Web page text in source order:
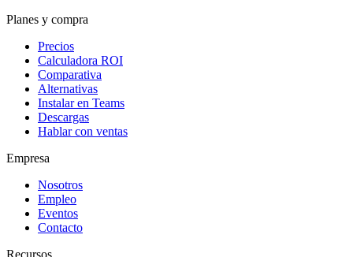
Planes y compra
Precios
Calculadora ROI
Comparativa
Alternativas
Instalar en Teams
Descargas
Hablar con ventas
Empresa
Nosotros
Empleo
Eventos
Contacto
Recursos